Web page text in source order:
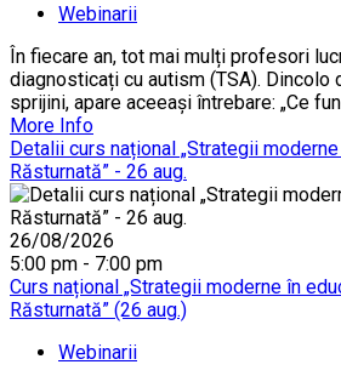
Webinarii
În fiecare an, tot mai mulți profesori
diagnosticați cu autism (TSA). Dincolo
sprijini, apare aceeași întrebare: „Ce
More Info
Detalii curs național „Strategii
Răsturnată” - 26 aug.
26/08/2026
5:00 pm - 7:00 pm
Curs național „Strategii moderne în
Răsturnată” (26 aug.)
Webinarii